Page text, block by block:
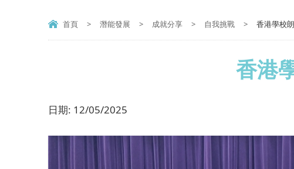
首頁 > 潛能發展 > 成就分享 > 自我挑戰 > 香港學校
香港
日期: 12/05/2025